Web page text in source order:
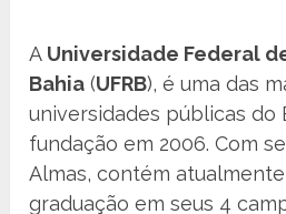
A Universidade Federal
Bahia (UFRB), é uma das
universidades públicas do
fundação em 2006. Com
Almas, contém
graduação em seus 4